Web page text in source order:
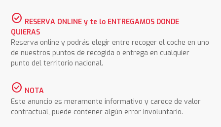
check_circle RESERVA ONLINE y te lo ENTREGAMOS DONDE
QUIERAS
Reserva online y podrás elegir entre recoger el coche en uno
de nuestros puntos de recogida o entrega en cualquier
punto del territorio nacional.
check_circle NOTA
Este anuncio es meramente informativo y carece de valor
contractual, puede contener algún error involuntario.